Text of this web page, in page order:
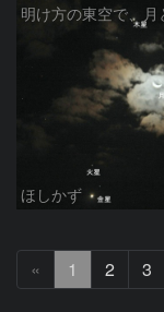
ほしかず
« 1 2 3